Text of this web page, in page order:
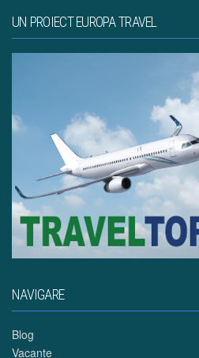
UN PROIECT EUROPA TRAVEL
NAVIGARE
Blog
Vacante